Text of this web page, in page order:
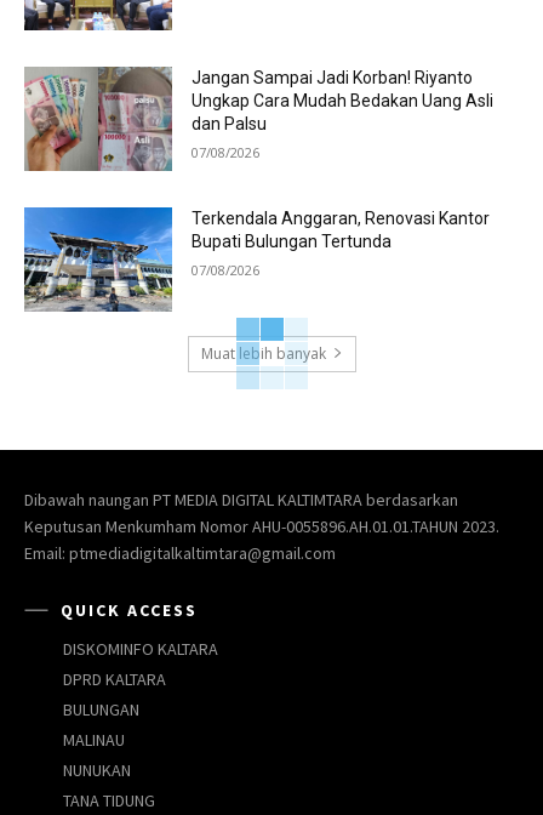
Jangan Sampai Jadi Korban! Riyanto
Ungkap Cara Mudah Bedakan Uang Asli
dan Palsu
07/08/2026
Terkendala Anggaran, Renovasi Kantor
Bupati Bulungan Tertunda
07/08/2026
Muat lebih banyak
Dibawah naungan PT MEDIA DIGITAL KALTIMTARA berdasarkan
Keputusan Menkumham Nomor AHU-0055896.AH.01.01.TAHUN 2023.
Email: ptmediadigitalkaltimtara@gmail.com
QUICK ACCESS
DISKOMINFO KALTARA
DPRD KALTARA
BULUNGAN
MALINAU
NUNUKAN
TANA TIDUNG